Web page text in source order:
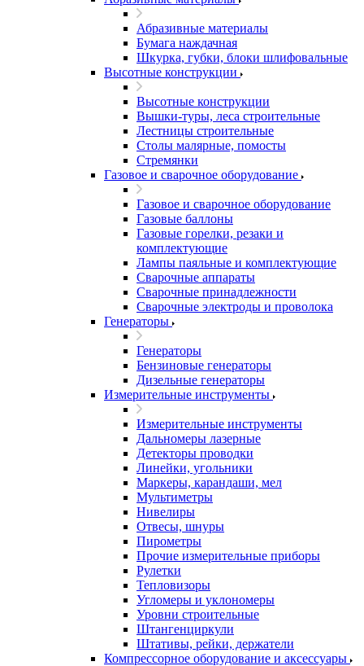
Абразивные материалы
Бумага наждачная
Шкурка, губки, блоки шлифовальные
Высотные конструкции
Высотные конструкции
Вышки-туры, леса строительные
Лестницы строительные
Столы малярные, помосты
Стремянки
Газовое и сварочное оборудование
Газовое и сварочное оборудование
Газовые баллоны
Газовые горелки, резаки и
комплектующие
Лампы паяльные и комплектующие
Сварочные аппараты
Сварочные принадлежности
Сварочные электроды и проволока
Генераторы
Генераторы
Бензиновые генераторы
Дизельные генераторы
Измерительные инструменты
Измерительные инструменты
Дальномеры лазерные
Детекторы проводки
Линейки, угольники
Маркеры, карандаши, мел
Мультиметры
Нивелиры
Отвесы, шнуры
Пирометры
Прочие измерительные приборы
Рулетки
Тепловизоры
Угломеры и уклономеры
Уровни строительные
Штангенциркули
Штативы, рейки, держатели
Компрессорное оборудование и аксессуары